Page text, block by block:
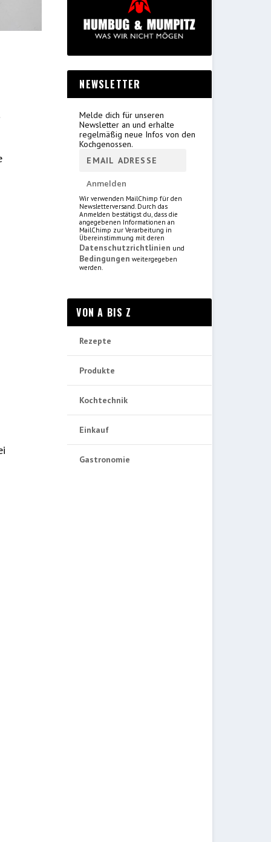
NEWSLETTER
Melde dich für unseren
Newsletter an und erhalte
regelmäßig neue Infos von den
Kochgenossen.
Wir verwenden MailChimp für den
Newsletterversand. Durch das
Anmelden bestätigst du, dass die
angegebenen Informationen an
MailChimp zur Verarbeitung in
Übereinstimmung mit deren
Datenschutzrichtlinien und
Bedingungen weitergegeben
werden.
VON A BIS Z
Rezepte
Produkte
Kochtechnik
Einkauf
Gastronomie